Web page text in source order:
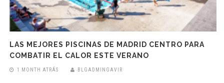
LAS MEJORES PISCINAS DE MADRID CENTRO PARA
COMBATIR EL CALOR ESTE VERANO
1 MONTH ATRÁS BLGADMINGAVIR